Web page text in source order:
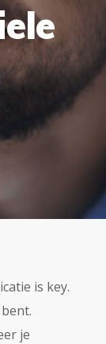
is key.
je